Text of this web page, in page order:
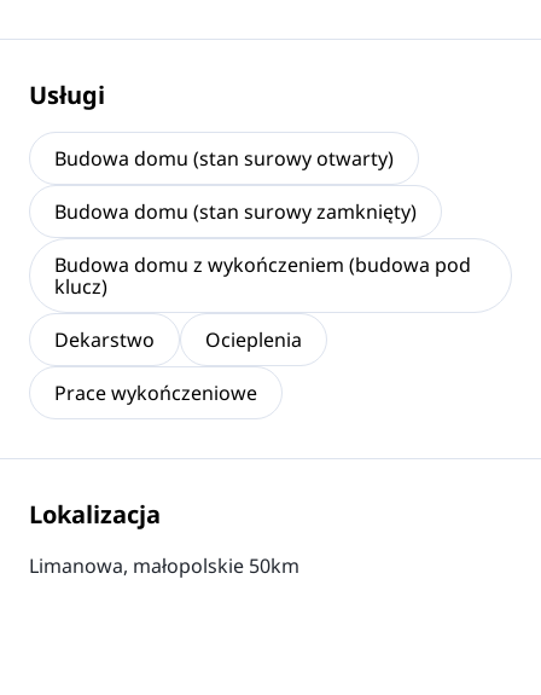
Usługi
Budowa domu (stan surowy otwarty)
Budowa domu (stan surowy zamknięty)
Budowa domu z wykończeniem (budowa pod
klucz)
Dekarstwo
Ocieplenia
Prace wykończeniowe
Lokalizacja
Limanowa, małopolskie 50km